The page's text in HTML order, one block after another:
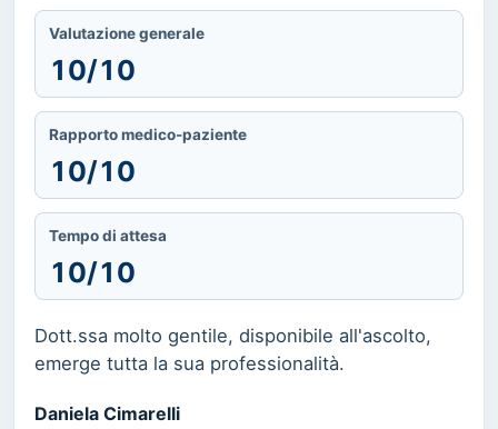
Valutazione generale
10/10
Rapporto medico-paziente
10/10
Tempo di attesa
10/10
Dott.ssa molto gentile, disponibile all'ascolto,
emerge tutta la sua professionalità.
Daniela Cimarelli